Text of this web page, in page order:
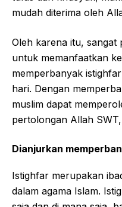
mudah diterima oleh
Oleh karena itu, sangat
untuk memanfaatkan
memperbanyak
hari. Dengan
muslim dapat
pertolongan Allah
Dianjurkan
Istighfar merupakan
dalam agama Islam.